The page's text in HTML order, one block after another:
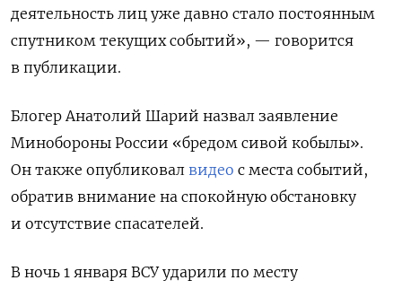
деятельность лиц уже давно стало постоянным
спутником текущих событий», — говорится
в публикации.
Блогер Анатолий Шарий назвал заявление
Минобороны России «бредом сивой кобылы».
Он также опубликовал видео с места событий,
обратив внимание на спокойную обстановку
и отсутствие спасателей.
В ночь 1 января ВСУ ударили по месту